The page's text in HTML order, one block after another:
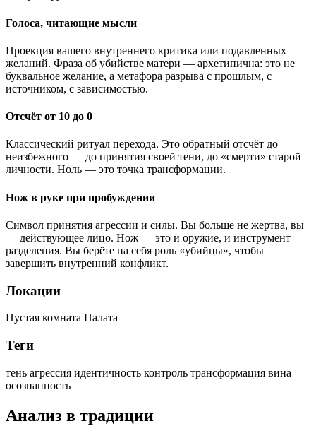
Голоса, читающие мысли
Проекция вашего внутреннего критика или подавленных
желаний. Фраза об убийстве матери — архетипична: это не
буквальное желание, а метафора разрыва с прошлым, с
источником, с зависимостью.
Отсчёт от 10 до 0
Классический ритуал перехода. Это обратный отсчёт до
неизбежного — до принятия своей тени, до «смерти» старой
личности. Ноль — это точка трансформации.
Нож в руке при пробуждении
Символ принятия агрессии и силы. Вы больше не жертва, вы
— действующее лицо. Нож — это и оружие, и инструмент
разделения. Вы берёте на себя роль «убийцы», чтобы
завершить внутренний конфликт.
Локации
Пустая комната Палата
Теги
тень агрессия идентичность контроль трансформация вина
осознанность
Анализ в традиции